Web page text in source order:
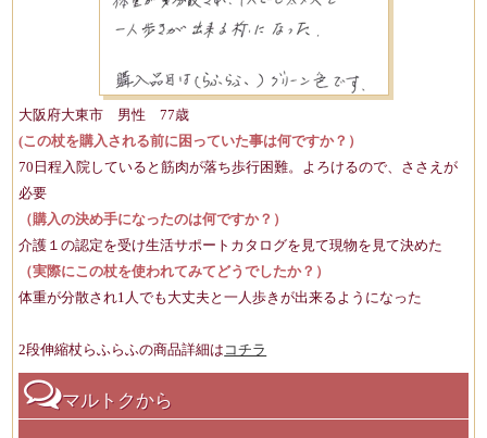
大阪府大東市 男性 77歳
(この杖を購入される前に困っていた事は何ですか？）
70日程入院していると筋肉が落ち歩行困難。よろけるので、ささえが
必要
（購入の決め手になったのは何ですか？）
介護１の認定を受け生活サポートカタログを見て現物を見て決めた
（実際にこの杖を使われてみてどうでしたか？）
体重が分散され1人でも大丈夫と一人歩きが出来るようになった
2段伸縮杖らふらふの商品詳細は コチラ
マルトクから